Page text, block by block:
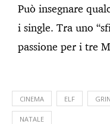
Può insegnare
i single. Tra uno
passione per i tre
CINEMA ELF
NATALE